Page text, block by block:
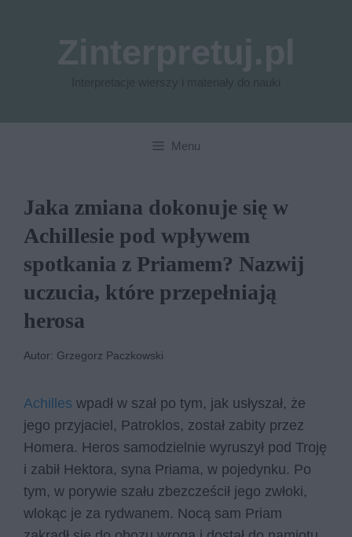
Menu
Jaka zmiana dokonuje się w
Achillesie pod wpływem
spotkania z Priamem? Nazwij
uczucia, które przepełniają
herosa
Autor: Grzegorz Paczkowski
Achilles wpadł w szał po tym, jak usłyszał, że
jego przyjaciel, Patroklos, został zabity przez
Homera. Heros samodzielnie wyruszył pod Troję
i zabił Hektora, syna Priama, w pojedynku. Po
tym, w porywie szału zbezcześcił jego zwłoki,
wlokąc je za rydwanem. Nocą sam Priam